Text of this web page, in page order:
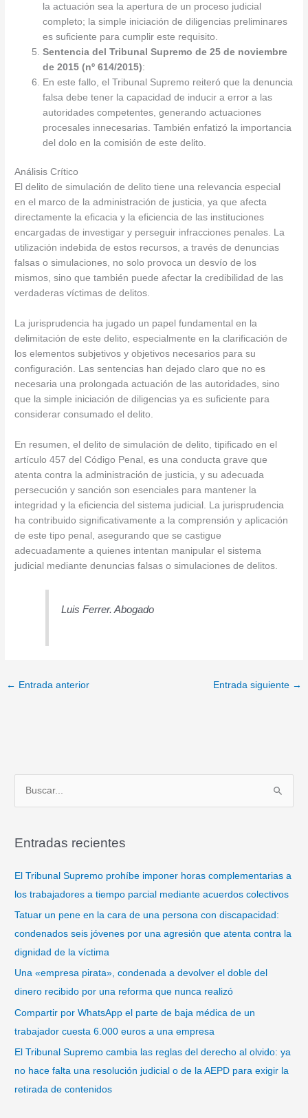
la actuación sea la apertura de un proceso judicial
completo; la simple iniciación de diligencias preliminares
es suficiente para cumplir este requisito​​.
Sentencia del Tribunal Supremo de 25 de noviembre
de 2015 (nº 614/2015):
En este fallo, el Tribunal Supremo reiteró que la denuncia
falsa debe tener la capacidad de inducir a error a las
autoridades competentes, generando actuaciones
procesales innecesarias. También enfatizó la importancia
del dolo en la comisión de este delito​​.
Análisis Crítico
El delito de simulación de delito tiene una relevancia especial
en el marco de la administración de justicia, ya que afecta
directamente la eficacia y la eficiencia de las instituciones
encargadas de investigar y perseguir infracciones penales. La
utilización indebida de estos recursos, a través de denuncias
falsas o simulaciones, no solo provoca un desvío de los
mismos, sino que también puede afectar la credibilidad de las
verdaderas víctimas de delitos.
La jurisprudencia ha jugado un papel fundamental en la
delimitación de este delito, especialmente en la clarificación de
los elementos subjetivos y objetivos necesarios para su
configuración. Las sentencias han dejado claro que no es
necesaria una prolongada actuación de las autoridades, sino
que la simple iniciación de diligencias ya es suficiente para
considerar consumado el delito.
En resumen, el delito de simulación de delito, tipificado en el
artículo 457 del Código Penal, es una conducta grave que
atenta contra la administración de justicia, y su adecuada
persecución y sanción son esenciales para mantener la
integridad y la eficiencia del sistema judicial. La jurisprudencia
ha contribuido significativamente a la comprensión y aplicación
de este tipo penal, asegurando que se castigue
adecuadamente a quienes intentan manipular el sistema
judicial mediante denuncias falsas o simulaciones de delitos.
Luis Ferrer. Abogado
← Entrada anterior Entrada siguiente →
c
Entradas recientes
El Tribunal Supremo prohíbe imponer horas complementarias a
los trabajadores a tiempo parcial mediante acuerdos colectivos
Tatuar un pene en la cara de una persona con discapacidad:
condenados seis jóvenes por una agresión que atenta contra la
dignidad de la víctima
Una «empresa pirata», condenada a devolver el doble del
dinero recibido por una reforma que nunca realizó
Compartir por WhatsApp el parte de baja médica de un
trabajador cuesta 6.000 euros a una empresa
El Tribunal Supremo cambia las reglas del derecho al olvido: ya
no hace falta una resolución judicial o de la AEPD para exigir la
retirada de contenidos